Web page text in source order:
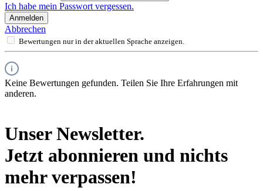
Ich habe mein Passwort vergessen.
Anmelden
Abbrechen
Bewertungen nur in der aktuellen Sprache anzeigen.
Keine Bewertungen gefunden. Teilen Sie Ihre Erfahrungen mit
anderen.
Unser Newsletter.
Jetzt abonnieren und nichts
mehr verpassen!